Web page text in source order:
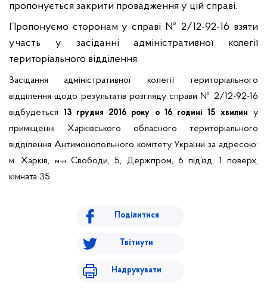
пропонується закрити провадження у цій справі.
Пропонуємо сторонам у справі № 2/12-92-16 взяти
участь у засіданні адміністративної колегії
територіального відділення.
Засідання адміністративної колегії територіального
відділення щодо результатів розгляду справи № 2/12-92-16
відбудеться13 грудня 2016 року о 16 годині 15 хвилин у
приміщенні Харківського обласного територіального
відділення Антимонопольного комітету України за адресою:
м. Харків,
м-н
Свободи, 5, Держпром, 6 під’їзд, 1 поверх,
кімната 35.
Поділитися
Твітнути
Надрукувати